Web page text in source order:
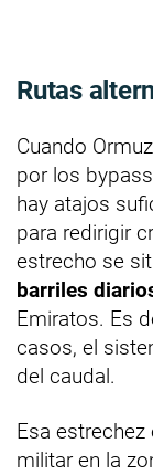
Rutas
Cuando
por los
hay atajos
para redirigir
estrecho se
barriles
Emiratos. Es
casos, el
del caudal.
Esa
militar en la